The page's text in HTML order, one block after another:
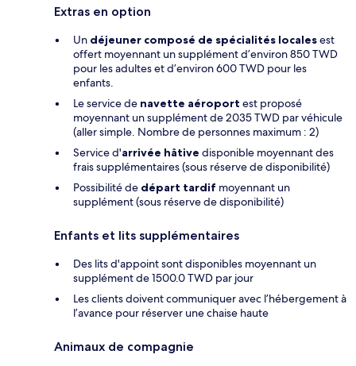
Extras en option
Un déjeuner composé de spécialités localesest
offert moyennant un supplément d’environ 850 TWD
pour les adultes et d’environ 600 TWD pour les
enfants.
Le service de navette aéroport est proposé
moyennant un supplément de 2035 TWD par véhicule
(aller simple. Nombre de personnes maximum : 2)
Service d'arrivée hâtive disponible moyennant des
frais supplémentaires (sous réserve de disponibilité)
Possibilité de départ tardif moyennant un
supplément (sous réserve de disponibilité)
Enfants et lits supplémentaires
Des lits d'appoint sont disponibles moyennant un
supplément de 1500.0 TWD par jour
Les clients doivent communiquer avec l’hébergement à
l’avance pour réserver une chaise haute
Animaux de compagnie